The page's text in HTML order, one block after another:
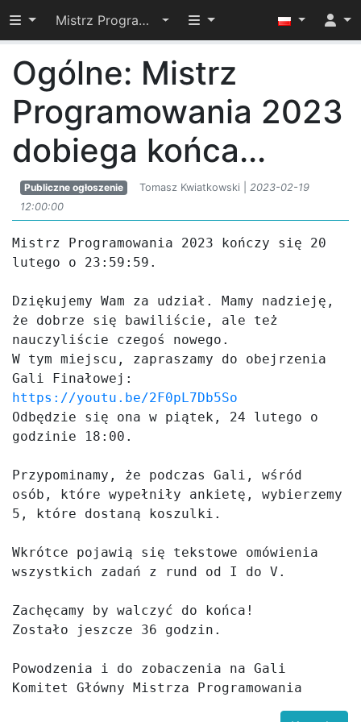
Przełącz widoczność menu
Mistrz Programowania 2023 Przełącz widoczność menu
Ogólne: Mistrz
Programowania 2023
dobiega końca...
Publiczne ogłoszenie Tomasz Kwiatkowski | 2023-02-19
12:00:00
Mistrz Programowania 2023 kończy się 20
lutego o 23:59:59.
Dziękujemy Wam za udział. Mamy nadzieję,
że dobrze się bawiliście, ale też
nauczyliście czegoś nowego.
W tym miejscu, zapraszamy do obejrzenia
https://youtu.be/2F0pL7Db5So
Odbędzie się ona w piątek, 24 lutego o
godzinie 18:00.
Przypominamy, że podczas Gali, wśród
osób, które wypełniły ankietę, wybierzemy
5, które dostaną koszulki.
Wkrótce pojawią się tekstowe omówienia
wszystkich zadań z rund od I do V.
Zachęcamy by walczyć do końca!
Zostało jeszcze 36 godzin.
Powodzenia i do zobaczenia na Gali
Komitet Główny Mistrza Programowania